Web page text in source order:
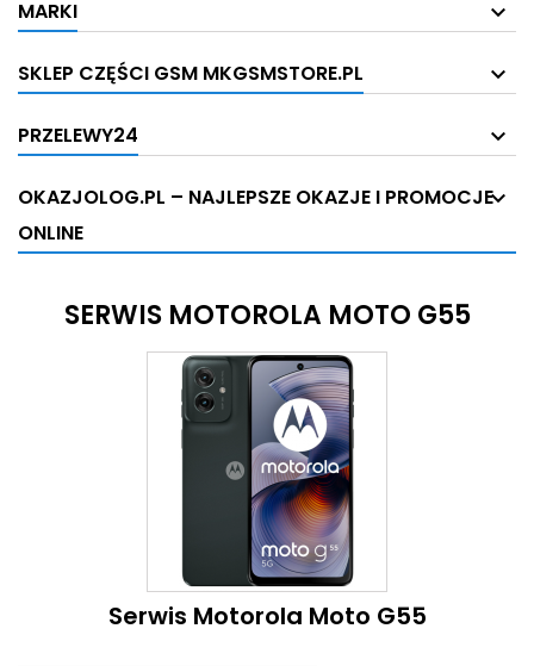
MARKI
SKLEP CZĘŚCI GSM MKGSMSTORE.PL
PRZELEWY24
OKAZJOLOG.PL – NAJLEPSZE OKAZJE I PROMOCJE
ONLINE
SERWIS MOTOROLA MOTO G55
Serwis Motorola Moto G55